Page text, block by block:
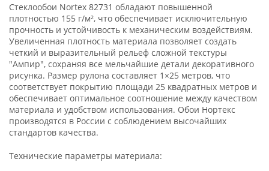
Стеклообои Nortex 82731 обладают повышенной
плотностью 155 г/м², что обеспечивает исключительную
прочность и устойчивость к механическим воздействиям.
Увеличенная плотность материала позволяет создать
четкий и выразительный рельеф сложной текстуры
"Ампир", сохраняя все мельчайшие детали декоративного
рисунка. Размер рулона составляет 1×25 метров, что
соответствует покрытию площади 25 квадратных метров и
обеспечивает оптимальное соотношение между качеством
материала и удобством использования. Обои Нортекс
производятся в России с соблюдением высочайших
стандартов качества.
Технические параметры материала: